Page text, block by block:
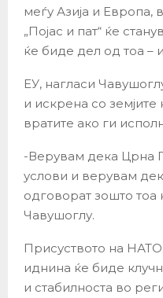
меѓу Азија и
„Појас и пат“ ќе
ќе биде дел од тоа –
ЕУ, нагласи
и искрена со
вратите ако ги
-Верувам дека Црна
услови и верувам
одговорат зошто тоа
Чавушоглу.
Присуството на
иднина ќе биде
и стабилноста во